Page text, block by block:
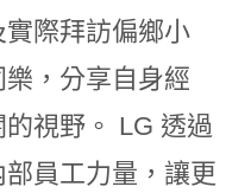
際拜訪偏鄉小
，分享自身經
視野。 LG 透過
員工力量，讓更